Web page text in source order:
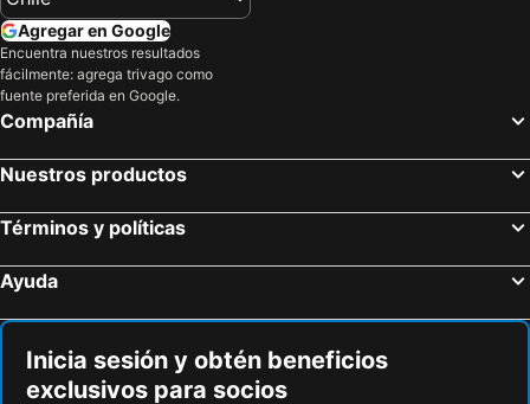
Agregar en Google
Encuentra nuestros resultados
fácilmente: agrega trivago como
fuente preferida en Google.
Compañía
Nuestros productos
Términos y políticas
Ayuda
Inicia sesión y obtén beneficios
exclusivos para socios